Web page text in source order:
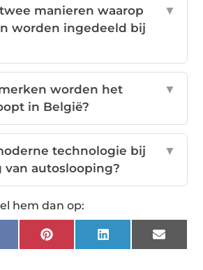
manieren waarop
worden ingedeeld bij
▼
worden het
in België?
▼
technologie bij
van autoslooping?
▼
hem dan op:
PinterestLinkedInEmail